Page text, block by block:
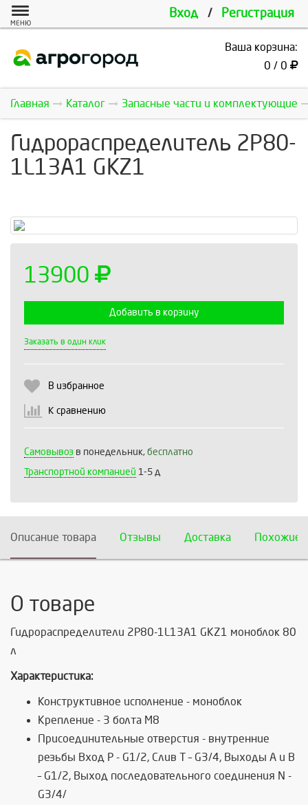
Вход / Регистрация
МЕНЮ
Ваша корзина:
0 / 0
Главная Каталог Запасные части и комплектующие
Гидрoраспределитель 2Р80-
1L13А1 GKZ1
13900
Добавить в корзину
Заказать в один клик
В избранное
К сравнению
Самовывоз в понедельник, бесплатно
Транспортной компанией 1-5 д
Описание товара Отзывы Доставка Похожие
О товаре
Гидрoраспределители 2Р80-1L13А1 GKZ1 моноблок 80
л
Характеристика:
Конструктивное исполнение - моноблок
Крепление - 3 болта М8
Присоединительные отверстия - внутренние
резьбы Вход Р - G1/2, Слив Т – G3/4, Выходы А и В
– G1/2, Выход последовательного соединения N -
G3/4/